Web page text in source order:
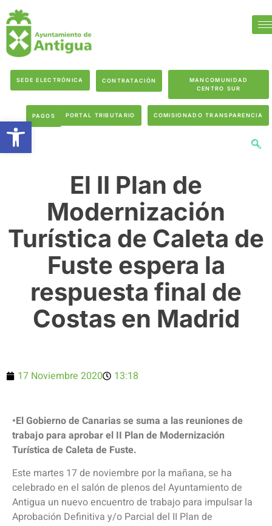
SEDE ELECTRÓNICA CONTRATACIÓN
MANCOMUNIDAD
CENTRO SUR
PAGOS PORTAL TRIBUTARIO COMISIONADO TRANSPARENCIA
El II Plan de
Modernización
Turística de Caleta de
Fuste espera la
respuesta final de
Costas en Madrid
17 Noviembre 2020 13:18
•El Gobierno de Canarias se suma a las reuniones de
trabajo para aprobar el II Plan de Modernización
Turística de Caleta de Fuste.
Este martes 17 de noviembre por la mañana, se ha
celebrado en el salón de plenos del Ayuntamiento de
Antigua un nuevo encuentro de trabajo para impulsar la
Aprobación Definitiva y/o Parcial del II Plan de
Abrir barra de herramientas